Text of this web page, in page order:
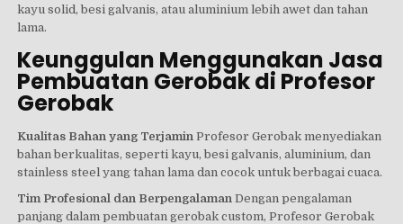
kayu solid, besi galvanis, atau aluminium lebih awet dan tahan
lama.
Keunggulan Menggunakan Jasa
Pembuatan Gerobak di Profesor
Gerobak
Kualitas Bahan yang Terjamin Profesor Gerobak menyediakan
bahan berkualitas, seperti kayu, besi galvanis, aluminium, dan
stainless steel yang tahan lama dan cocok untuk berbagai cuaca.
Tim Profesional dan Berpengalaman Dengan pengalaman
panjang dalam pembuatan gerobak custom, Profesor Gerobak